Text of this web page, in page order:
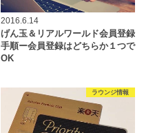
2016.6.14
げん玉＆リアルワールド会員登録
手順ー会員登録はどちらか１つで
OK
ラウンジ情報